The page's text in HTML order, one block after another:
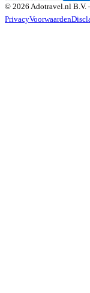
© 2026 Adotravel.nl B.V.
PrivacyVoorwaarden